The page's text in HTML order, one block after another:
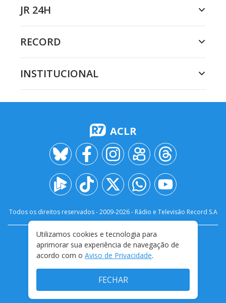
JR 24H
RECORD
INSTITUCIONAL
ACLR
Todos os direitos reservados - 2009-2026- Rádio e Televisão Record S.A
FALE CONOSCO
PRIVACIDADE
TERMOS E CONDIÇÕES DE USO
Utilizamos cookies e tecnologia para
aprimorar sua experiência de navegação de
acordo com o Aviso de Privacidade.
FECHAR